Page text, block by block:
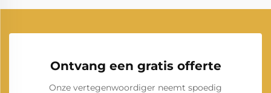
Ontvang een gratis offerte
Onze vertegenwoordiger neemt spoedig